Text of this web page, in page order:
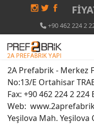
+90 462 224 2
2A Prefabrik - Merkez
No:13/E Ortahisar
Fax: +90 462 224 2 224
Web:
Yeşilova Mah. Yeşilova